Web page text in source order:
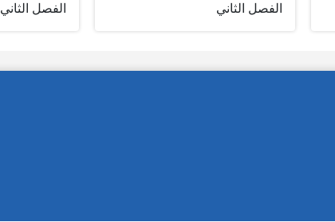
الفصل الثاني
الفصل الثاني